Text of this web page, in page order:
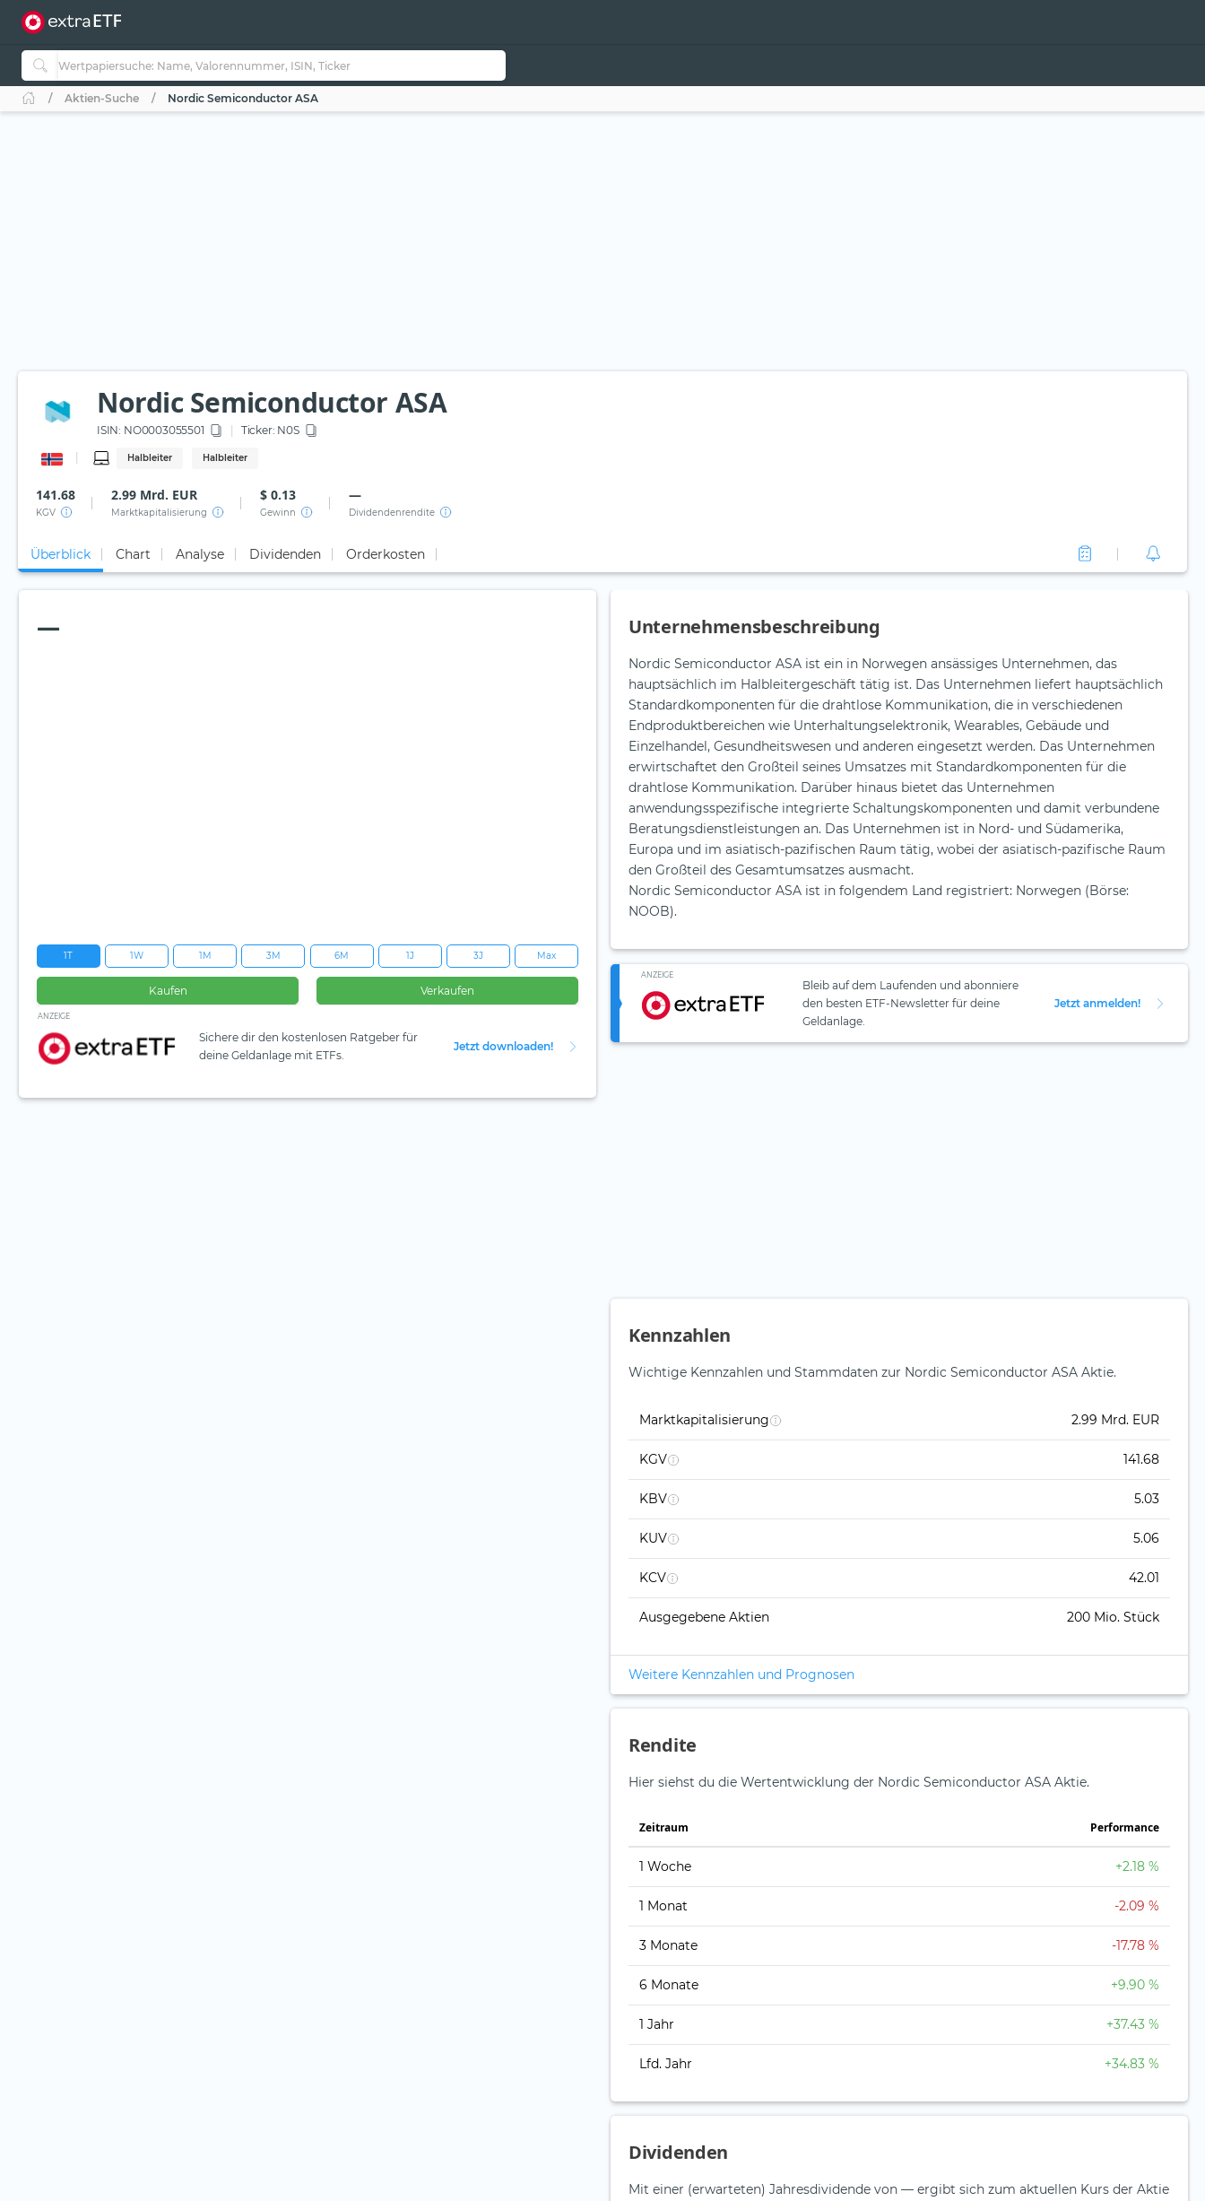
Aktien-Suche Nordic Semiconductor ASA
Nordic Semiconductor ASA
ISIN: NO0003055501 Ticker: N0S
Halbleiter Halbleiter
141.68
KGV
2.99 Mrd. EUR
Marktkapitalisierung
$ 0.13
Gewinn
—
Dividendenrendite
Überblick Chart Analyse Dividenden Orderkosten
—
1T 1W 1M 3M 6M 1J 3J Max
Kaufen Verkaufen
ANZEIGE
Sichere dir den kostenlosen Ratgeber für
deine Geldanlage mit ETFs.
Jetzt downloaden!
Unternehmensbeschreibung
Nordic Semiconductor ASA ist ein in Norwegen ansässiges Unternehmen, das
hauptsächlich im Halbleitergeschäft tätig ist. Das Unternehmen liefert hauptsächlich
Standardkomponenten für die drahtlose Kommunikation, die in verschiedenen
Endproduktbereichen wie Unterhaltungselektronik, Wearables, Gebäude und
Einzelhandel, Gesundheitswesen und anderen eingesetzt werden. Das Unternehmen
erwirtschaftet den Großteil seines Umsatzes mit Standardkomponenten für die
drahtlose Kommunikation. Darüber hinaus bietet das Unternehmen
anwendungsspezifische integrierte Schaltungskomponenten und damit verbundene
Beratungsdienstleistungen an. Das Unternehmen ist in Nord- und Südamerika,
Europa und im asiatisch-pazifischen Raum tätig, wobei der asiatisch-pazifische Raum
den Großteil des Gesamtumsatzes ausmacht.
Nordic Semiconductor ASA ist in folgendem Land registriert: Norwegen (Börse:
NOOB).
ANZEIGE
Bleib auf dem Laufenden und abonniere
den besten ETF-Newsletter für deine
Geldanlage.
Jetzt anmelden!
Kennzahlen
Wichtige Kennzahlen und Stammdaten zur Nordic Semiconductor ASA Aktie.
Marktkapitalisierung 2.99 Mrd. EUR
KGV 141.68
KBV 5.03
KUV 5.06
KCV 42.01
Ausgegebene Aktien 200 Mio. Stück
Weitere Kennzahlen und Prognosen
Rendite
Hier siehst du die Wertentwicklung der Nordic Semiconductor ASA Aktie.
Zeitraum Perfor­mance
1 Woche +2.18 %
1 Monat -2.09 %
3 Monate -17.78 %
6 Monate +9.90 %
1 Jahr +37.43 %
Lfd. Jahr +34.83 %
Dividenden
Mit einer (erwarteten) Jahresdividende von — ergibt sich zum aktuellen Kurs der Aktie